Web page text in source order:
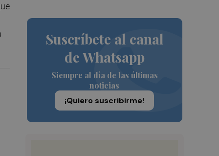
Suscríbete al canal
de Whatsapp
Siempre al día de las últimas
noticias
¡Quiero suscribirme!